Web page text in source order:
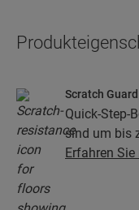
Scratch Guard
Quick-Step-
sind um bis
Erfahren